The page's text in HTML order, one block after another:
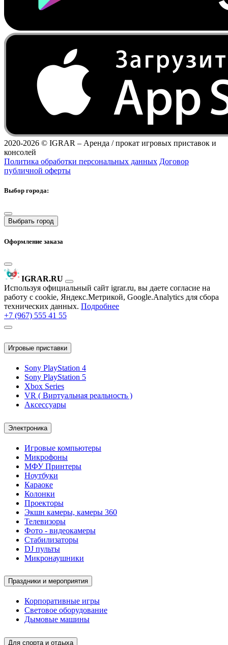
2020-2026 © IGRAR – Аренда / прокат игровых приставок и
консолей
Политика обработки персональных данных Договор
публичной оферты
Выбор города:
Выбрать город
Оформление заказа
IGRAR.RU
Используя официальный сайт igrar.ru, вы даете согласие на
работу с cookie, Яндекс.Метрикой, Google.Analytics для сбора
технических данных. Подробнее
+7 (967) 555 41 55
Игровые приставки
Sony PlayStation 4
Sony PlayStation 5
Xbox Series
VR ( Виртуальная реальность )
Аксессуары
Электроника
Игровые компьютеры
Микрофоны
МФУ Принтеры
Ноутбуки
Караоке
Колонки
Проекторы
Экшн камеры, камеры 360
Телевизоры
Фото - видеокамеры
Стабилизаторы
DJ пульты
Микронаушники
Праздники и мероприятия
Корпоративные игры
Световое оборудование
Дымовые машины
Для спорта и отдыха